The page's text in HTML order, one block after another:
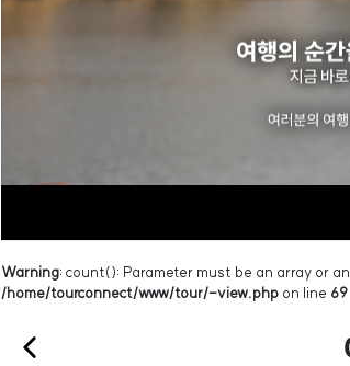
Warning: count(): Parameter must be an array or
/home/tourconnect/www/tour/-view.php on line 69